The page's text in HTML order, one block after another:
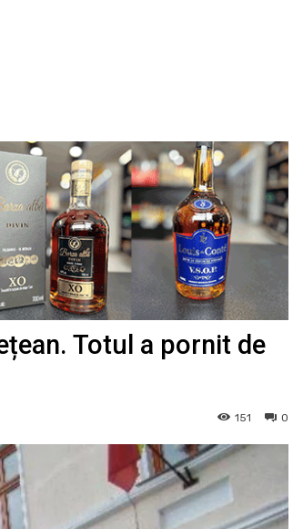
Totul a pornit de
0
151